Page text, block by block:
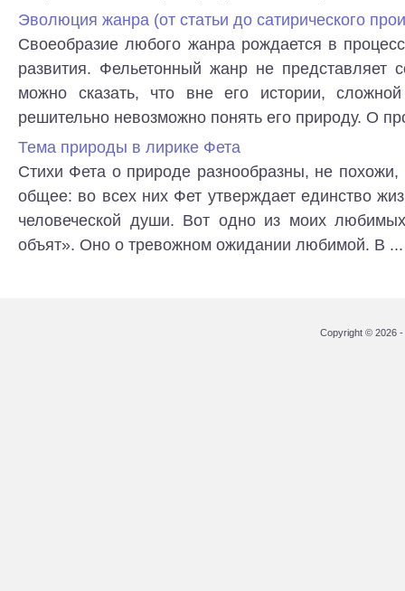
Эволюция жанра (от статьи до сатирического
Своеобразие любого жанра рождается в
развития. Фельетонный жанр не представляет
можно сказать, что вне его истории,
решительно невозможно понять его природу. О
Тема природы в лирике Фета
Стихи Фета о природе разнообразны, не похожи,
общее: во всех них Фет утверждает единство
человеческой души. Вот одно из моих
объят». Оно о тревожном ожидании любимой. В ...
Copyright © 2026 -